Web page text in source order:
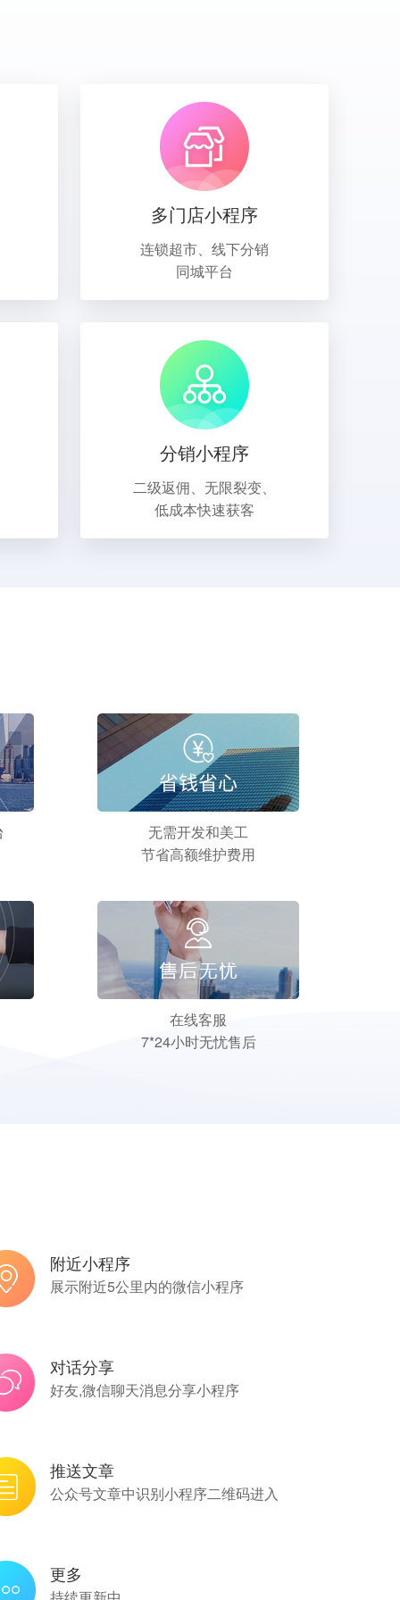
多门店小程序
连锁超市、线下分销
同城平台
分销小程序
二级返佣、无限裂变、
低成本快速获客
无需开发和美工
节省高额维护费用
在线客服
7*24小时无忧售后
附近小程序
展示附近5公里内的微信小程序
对话分享
好友,微信聊天消息分享小程序
推送文章
公众号文章中识别小程序二维码进入
更多